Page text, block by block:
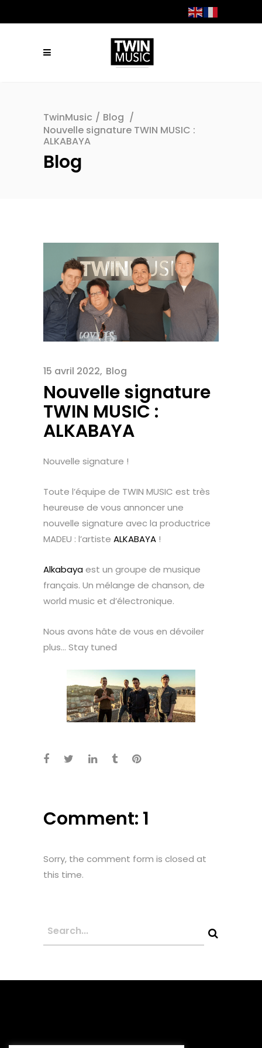
TwinMusic / Blog /
Nouvelle signature TWIN MUSIC :
ALKABAYA
Blog
15 avril 2022 Blog
Nouvelle signature
TWIN MUSIC :
ALKABAYA
Nouvelle signature !
Toute l’équipe de TWIN MUSIC est très
heureuse de vous annoncer une
nouvelle signature avec la productrice
MADEU : l’artiste ALKABAYA !
Alkabayaest un groupe de musique
français. Un mélange de chanson, de
world music et d’électronique.
Nous avons hâte de vous en dévoiler
plus… Stay tuned
Comment: 1
Sorry, the comment form is closed at
this time.